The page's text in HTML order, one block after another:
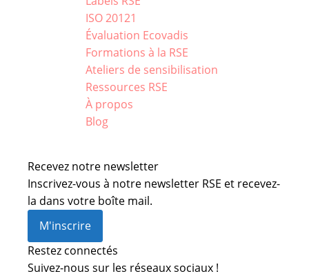
ISO 20121
Évaluation Ecovadis
Formations à la RSE
Ateliers de sensibilisation
Ressources RSE
À propos
Blog
Recevez notre newsletter
Inscrivez-vous à notre newsletter RSE et recevez-
la dans votre boîte mail.
M'inscrire
Restez connectés
Suivez-nous sur les réseaux sociaux !